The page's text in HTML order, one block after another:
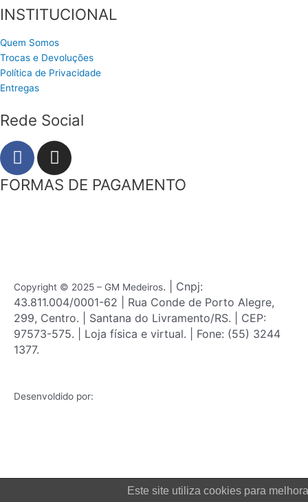
INSTITUCIONAL
Quem Somos
Trocas e Devoluções
Política de Privacidade
Entregas
Rede Social
F
a
c
I
n
s
m
FORMAS DE PAGAMENTO
Copyright © 2025 – GM Medeiros. | Cnpj:
43.811.004/0001-62 | Rua Conde de Porto Alegre,
299, Centro. | Santana do Livramento/RS. | CEP:
97573-575. | Loja física e virtual. | Fone: (55) 3244
1377.
Desenvoldido por:
Este site utiliza cookies para